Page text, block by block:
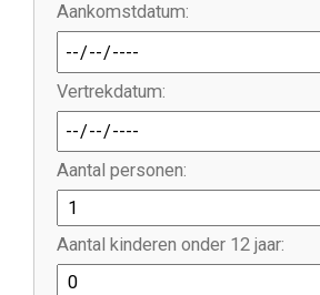
Aankomstdatum:
Vertrekdatum:
Aantal personen:
Aantal kinderen onder 12 jaar: